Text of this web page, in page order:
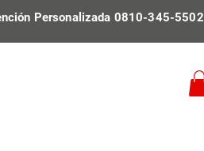
Personalizada 0810-345-5502